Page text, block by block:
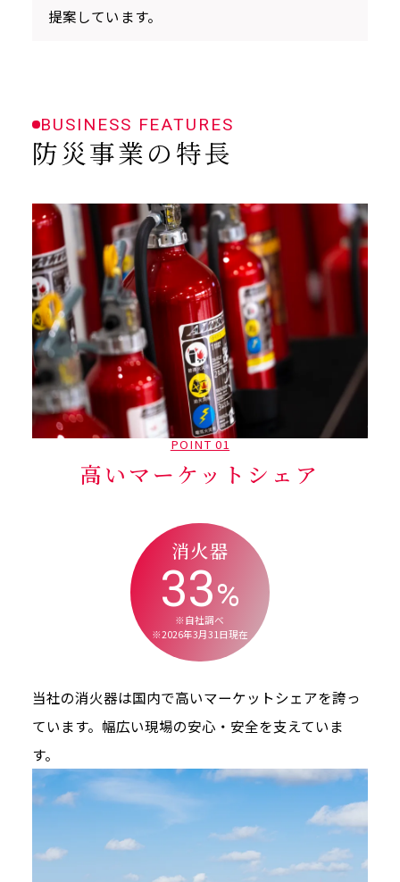
提案しています。
BUSINESS FEATURES
防災事業の特長
POINT 01
高いマーケットシェア
消火器
33%
※自社調べ
※2026年3月31日現在
当社の消火器は国内で高いマーケットシェアを誇っ
ています。幅広い現場の安心・安全を支えていま
す。